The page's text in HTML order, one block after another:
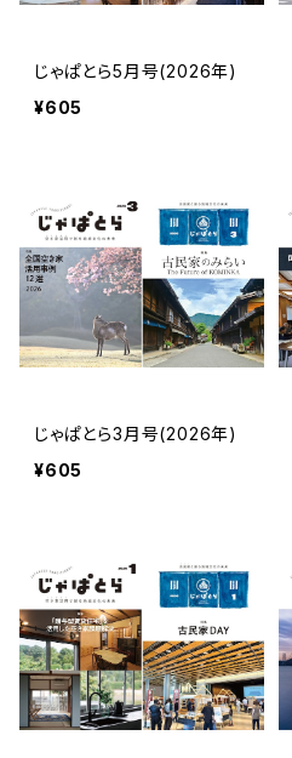
じゃぱとら5月号(2026年)
¥605
じゃぱとら3月号(2026年)
¥605